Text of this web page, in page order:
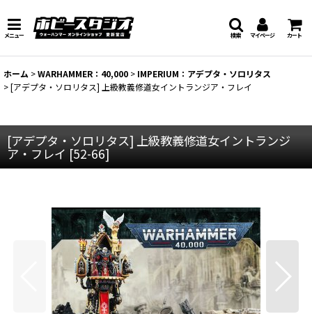
メニュー マイページ カート
検索
ホーム >WARHAMMER：40,000 > IMPERIUM：アデプタ・ソロリタス
>[アデプタ・ソロリタス] 上級教義修道女イントランジア・フレイ
[アデプタ・ソロリタス] 上級教義修道女イントランジ
ア・フレイ [52-66]